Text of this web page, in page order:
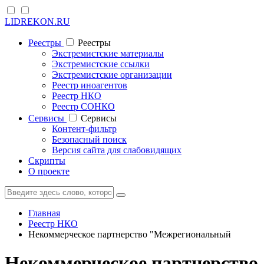
LIDREKON.RU
Реестры
Реестры
Экстремистские материалы
Экстремистские ссылки
Экстремистские организации
Реестр иноагентов
Реестр НКО
Реестр СОНКО
Cервисы
Cервисы
Контент-фильтр
Безопасный поиск
Версия сайта для слабовидящих
Скрипты
О проекте
Главная
Реестр НКО
Некоммерческое партнерство "Межрегиональный